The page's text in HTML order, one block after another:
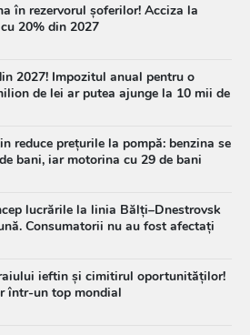
în rezervorul șoferilor! Acciza la
20% din 2027
2027! Impozitul anual pentru o
de lei ar putea ajunge la 10 mii de
reduce prețurile la pompă: benzina se
bani, iar motorina cu 29 de bani
lucrările la linia Bălți–Dnestrovsk
Consumatorii nu au fost afectați
ieftin și cimitirul oportunităților!
într-un top mondial